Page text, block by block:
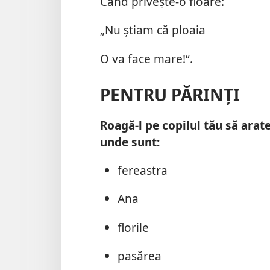
„Nu ştiam că ploaia
O va face mare!“.
PENTRU PĂRINŢI
Roagă-l pe copilul tău să
unde sunt:
fereastra
Ana
florile
pasărea